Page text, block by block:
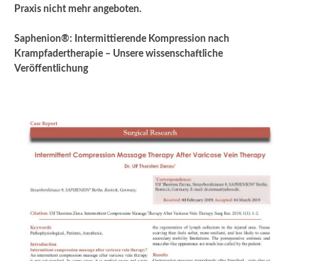
Praxis nicht mehr angeboten.
Saphenion®: Intermittierende Kompression nach
Krampfadertherapie – Unsere wissenschaftliche
Veröffentlichung